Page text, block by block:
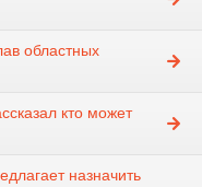
областных
кто может
назначить